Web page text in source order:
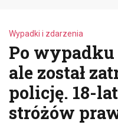
Wypadki i zdarzenia
Po wypadku
ale został
policję. 18-
stróżów